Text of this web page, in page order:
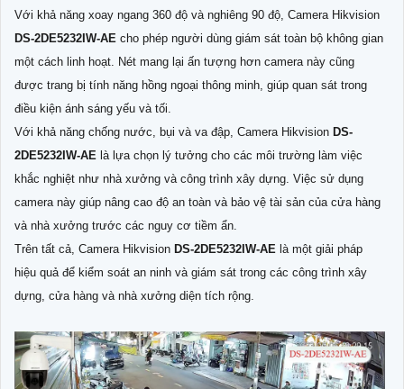
Với khả năng xoay ngang 360 độ và nghiêng 90 độ, Camera Hikvision
DS-2DE5232IW-AE cho phép người dùng giám sát toàn bộ không gian
một cách linh hoạt. Nét mang lại ấn tượng hơn camera này cũng
được trang bị tính năng hồng ngoại thông minh, giúp quan sát trong
điều kiện ánh sáng yếu và tối.
Với khả năng chống nước, bụi và va đập, Camera Hikvision DS-
2DE5232IW-AE là lựa chọn lý tưởng cho các môi trường làm việc
khắc nghiệt như nhà xưởng và công trình xây dựng. Việc sử dụng
camera này giúp nâng cao độ an toàn và bảo vệ tài sản của cửa hàng
và nhà xưởng trước các nguy cơ tiềm ẩn.
Trên tất cả, Camera Hikvision DS-2DE5232IW-AE là một giải pháp
hiệu quả để kiểm soát an ninh và giám sát trong các công trình xây
dựng, cửa hàng và nhà xưởng diện tích rộng.